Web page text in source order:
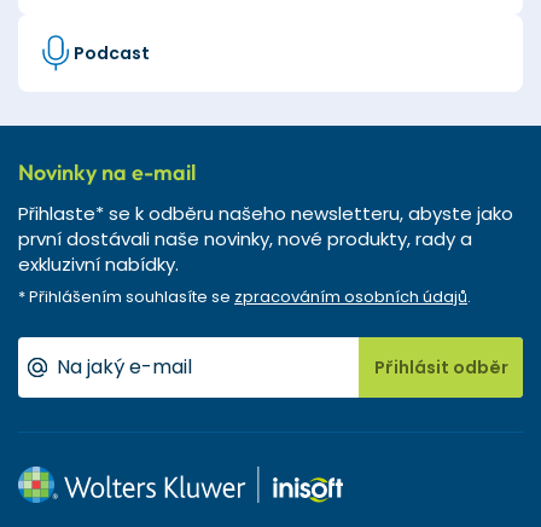
Podcast
Novinky na e-mail
Přihlaste* se k odběru našeho newsletteru, abyste jako
první dostávali naše novinky, nové produkty, rady a
exkluzivní nabídky.
* Přihlášením souhlasíte se zpracováním osobních údajů.
Přihlásit odběr